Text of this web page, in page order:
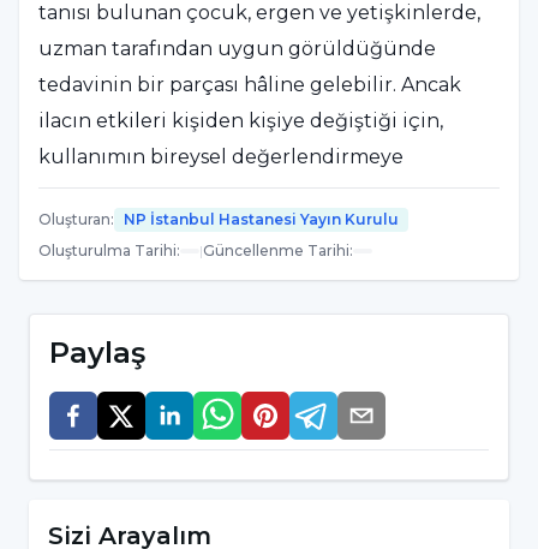
tanısı bulunan çocuk, ergen ve yetişkinlerde,
uzman tarafından uygun görüldüğünde
tedavinin bir parçası hâline gelebilir. Ancak
ilacın etkileri kişiden kişiye değiştiği için,
kullanımın bireysel değerlendirmeye
dayandırılması oldukça önemlidir.
Reçeteli bir ilaç olması nedeniyle, metilfenidat
ve doz değişikliklerinin uzman kontrolü
dışında yapılmaması gerekir. Her bireyin
fizyolojik yapısı, tıbbi geçmişi, mevcut
nedenle uzman değerlendirmesi hem güvenli
Oluşturan:
NP İstanbul Hastanesi Yayın Kurulu
Oluşturulma Tarihi: |Güncellenme Tarihi:
Paylaş
Sizi Arayalım